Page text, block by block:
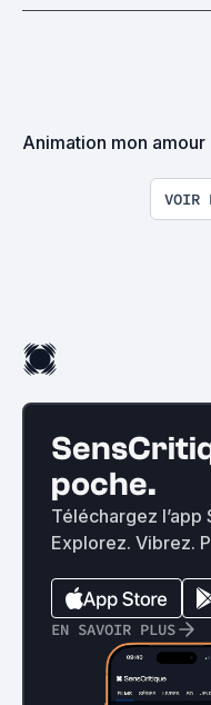
Animation mon
VOIR
poche.
Téléchargez l’app
Explorez. Vibrez.
EN SAVOIR PLUS